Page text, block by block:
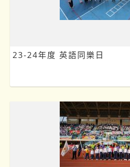
23-24年度 英語同樂日